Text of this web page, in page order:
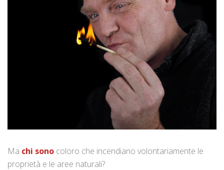
Ma chi sono coloro che incendiano volontariamente le
proprietà e le aree naturali?